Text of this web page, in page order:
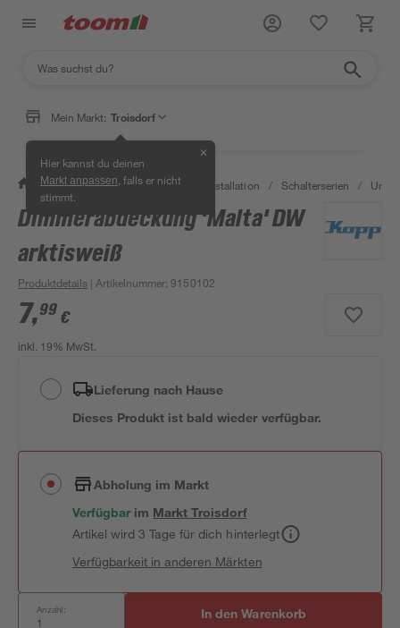
Mein Markt: Troisdorf
Hier kannst du deinen
Markt anpassen , falls er nicht
stimmt.
✕
/ Bauen & Renovieren / Elektroinstallation / Schalterserien /
Dimmerabdeckung 'Malta' DW
arktisweiß
Produktdetails | Artikelnummer:9150102
7,99 €
inkl. 19% MwSt.
Lieferung nach Hause
Dieses Produkt ist bald wieder verfügbar.
Abholung im Markt
Verfügbar im MarktTroisdorf
Artikel wird 3 Tage für dich hinterlegt
Verfügbarkeit in anderen Märkten
Anzahl: In den Warenkorb